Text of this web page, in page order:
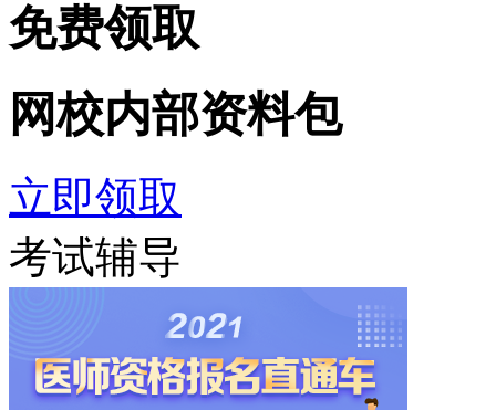
免费领取
网校内部资料包
立即领取
考试辅导